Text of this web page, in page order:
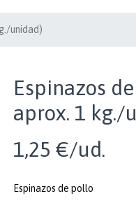
unidad)
Espinazos
aprox. 1 kg./
1,25 €/ud.
Espinazos de pollo